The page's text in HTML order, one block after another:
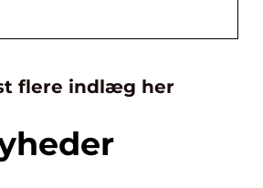
flere indlæg her